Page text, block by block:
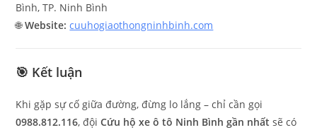
Bình, TP. Ninh Bình
🌐Website: cuuhogiaothongninhbinh.com
🎯 Kết luận
Khi gặp sự cố giữa đường, đừng lo lắng – chỉ cần gọi
0988.812.116, độiCứu hộ xe ô tô Ninh Bình gần nhất sẽ có